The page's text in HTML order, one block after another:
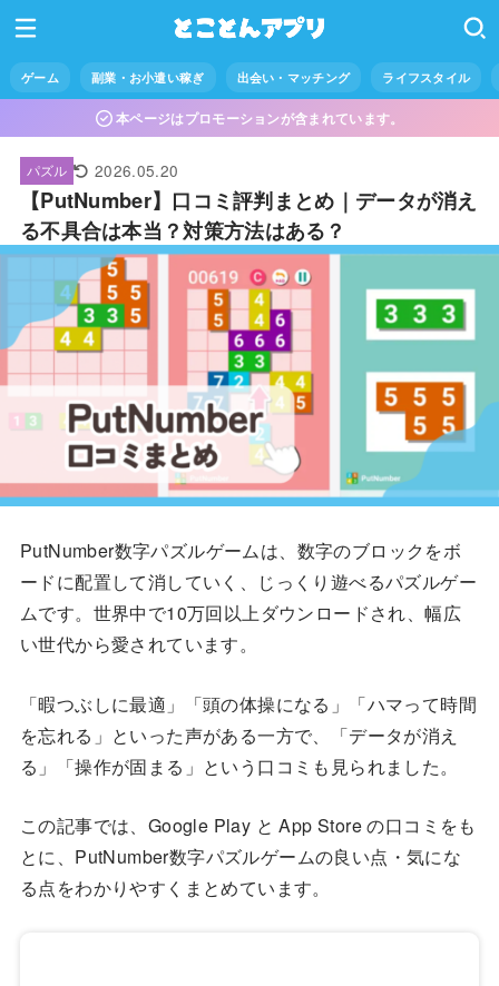
ゲーム 副業・お小遣い稼ぎ 出会い・マッチング ライフスタイル
本ページはプロモーションが含まれています。
パズル 2026.05.20
【PutNumber】口コミ評判まとめ｜データが消え
る不具合は本当？対策方法はある？
PutNumber数字パズルゲームは、数字のブロックをボ
ードに配置して消していく、じっくり遊べるパズルゲー
ムです。世界中で10万回以上ダウンロードされ、幅広
い世代から愛されています。
「暇つぶしに最適」「頭の体操になる」「ハマって時間
を忘れる」といった声がある一方で、「データが消え
る」「操作が固まる」という口コミも見られました。
この記事では、Google Play と App Store の口コミをも
とに、PutNumber数字パズルゲームの良い点・気にな
る点をわかりやすくまとめています。